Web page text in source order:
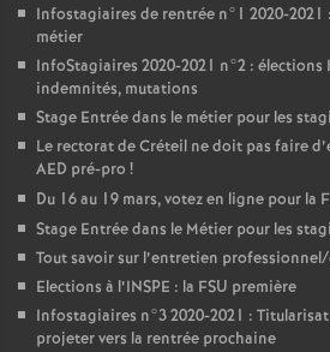
Infostagiaires de rentrée n°1 2020-2021
métier
InfoStagiaires 2020-2021 n°2 : élections
indemnités, mutations
Stage Entrée dans le métier pour les
Le rectorat de Créteil ne doit pas faire
AED pré-pro !
Du 16 au 19 mars, votez en ligne pour la
Stage Entrée dans le Métier pour les
Tout savoir sur l’entretien
Elections à l’INSPE : la FSU première
Infostagiaires n°3 2020-2021 :
projeter vers la rentrée prochaine